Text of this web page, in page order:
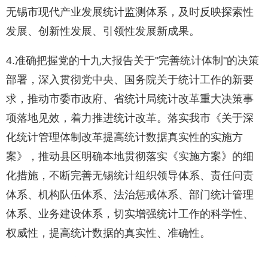
无锡市现代产业发展统计监测体系，及时反映探索性
发展、创新性发展、引领性发展新成果。
4.准确把握党的十九大报告关于"完善统计体制"的决策
部署，深入贯彻党中央、国务院关于统计工作的新要
求，推动市委市政府、省统计局统计改革重大决策事
项落地见效，着力推进统计改革。落实我市《关于深
化统计管理体制改革提高统计数据真实性的实施方
案》，推动县区明确本地贯彻落实《实施方案》的细
化措施，不断完善无锡统计组织领导体系、责任问责
体系、机构队伍体系、法治惩戒体系、部门统计管理
体系、业务建设体系，切实增强统计工作的科学性、
权威性，提高统计数据的真实性、准确性。